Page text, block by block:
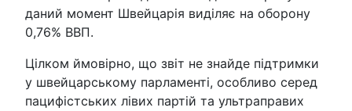
даний момент Швейцарія виділяє на оборону
0,76% ВВП.
Цілком ймовірно, що звіт не знайде підтримки
у швейцарському парламенті, особливо серед
пацифістських лівих партій та ультраправих